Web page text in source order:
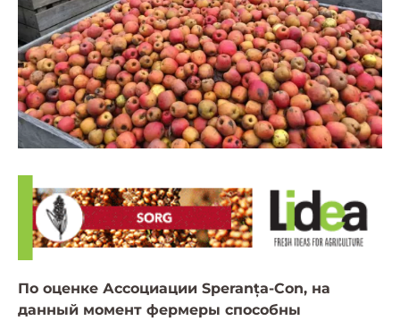
По оценке Ассоциации Speranța-Con, на
данный момент фермеры способны